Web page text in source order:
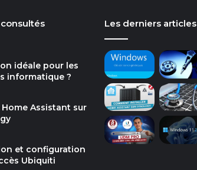
idéale pour les
informatique ?
Assistant sur
et configuration
Ubiquiti
Les derniers articles